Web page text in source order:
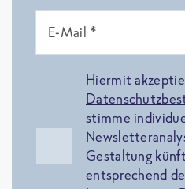
E-Mail *
Hiermit
stimme
Gestaltung
entsprechend